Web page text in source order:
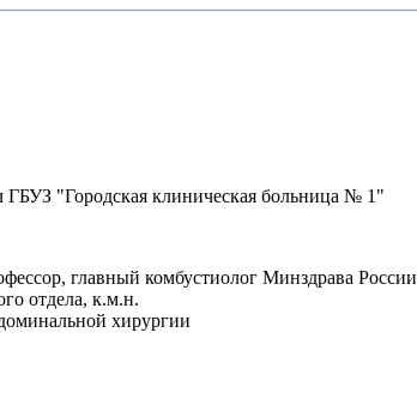
"Городская клиническая больница № 1"
главный комбустиолог Минздрава России
отдела, к.м.н.
хирургии